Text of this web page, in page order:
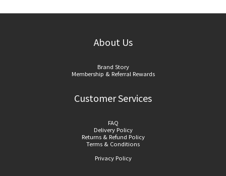
About Us
Brand Story
Membership & Referral Rewards
Customer Services
FAQ
Delivery Policy
Returns & Refund Policy
Terms & Conditions
Privacy Policy